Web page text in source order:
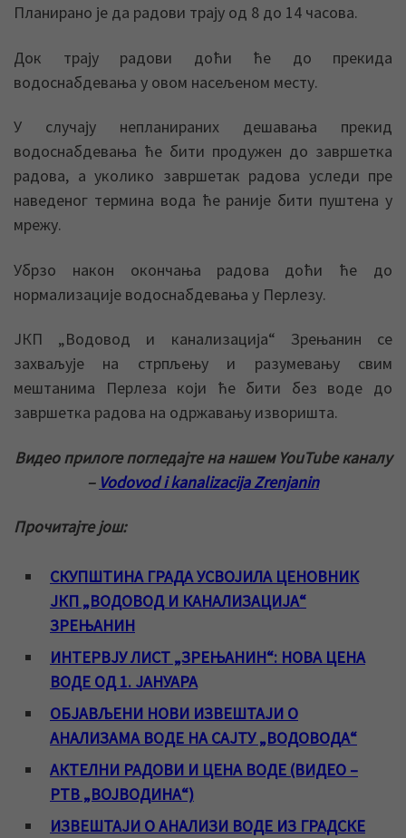
Планирано је да радови трају од 8 до 14 часова.
Док трају радови доћи ће до прекида
водоснабдевања у овом насељеном месту.
У случају непланираних дешавања прекид
водоснабдевања ће бити продужен до завршетка
радова, а уколико завршетак радова уследи пре
наведеног термина вода ће раније бити пуштена у
мрежу.
Убрзо након окончања радова доћи ће до
нормализације водоснабдевања у Перлезу.
ЈКП „Водовод и канализација“ Зрењанин се
захваљује на стрпљењу и разумевању свим
мештанима Перлеза који ће бити без воде до
завршетка радова на одржавању изворишта.
Видео прилоге погледајте на нашем YouTube каналу
– Vodovod i kanalizacija Zrenjanin
Прочитајте још:
СКУПШТИНА ГРАДА УСВОЈИЛА ЦЕНОВНИК
ЈКП „ВОДОВОД И КАНАЛИЗАЦИЈА“
ЗРЕЊАНИН
ИНТЕРВЈУ ЛИСТ „ЗРЕЊАНИН“: НОВА ЦЕНА
ВОДЕ ОД 1. ЈАНУАРА
ОБЈАВЉЕНИ НОВИ ИЗВЕШТАЈИ О
АНАЛИЗАМА ВОДЕ НА САЈТУ „ВОДОВОДА“
АКТЕЛНИ РАДОВИ И ЦЕНА ВОДЕ (ВИДЕО –
РТВ „ВОЈВОДИНА“)
ИЗВЕШТАЈИ О АНАЛИЗИ ВОДЕ ИЗ ГРАДСКЕ